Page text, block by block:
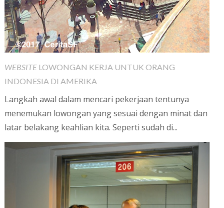
WEBSITELOWONGAN KERJA UNTUK ORANG
INDONESIA DI AMERIKA
Langkah awal dalam mencari pekerjaan tentunya
menemukan lowongan yang sesuai dengan minat dan
latar belakang keahlian kita. Seperti sudah di...